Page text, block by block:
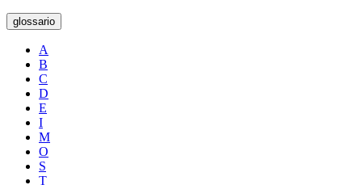
glossario
A
B
C
D
E
I
M
O
S
T